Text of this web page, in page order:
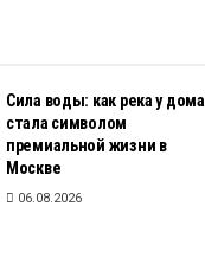
Сила воды: как река у дома
стала символом
премиальной жизни в
Москве
06.08.2026